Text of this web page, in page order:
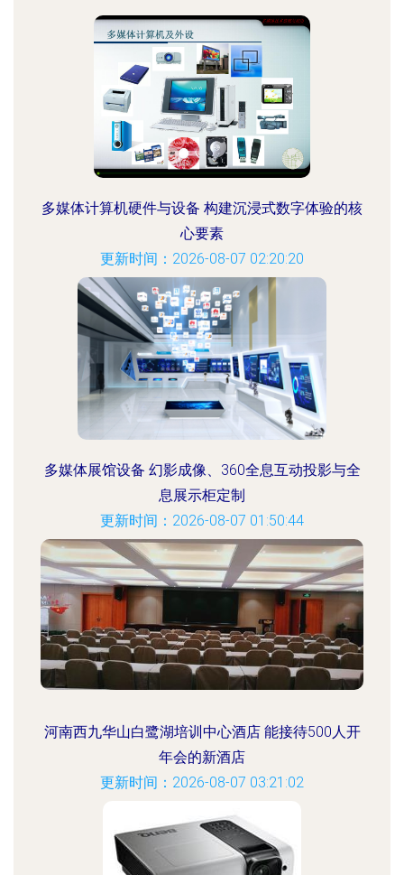
多媒体计算机硬件与设备 构建沉浸式数字体验的核
心要素
更新时间：2026-08-07 02:20:20
多媒体展馆设备 幻影成像、360全息互动投影与全
息展示柜定制
更新时间：2026-08-07 01:50:44
河南西九华山白鹭湖培训中心酒店 能接待500人开
年会的新酒店
更新时间：2026-08-07 03:21:02